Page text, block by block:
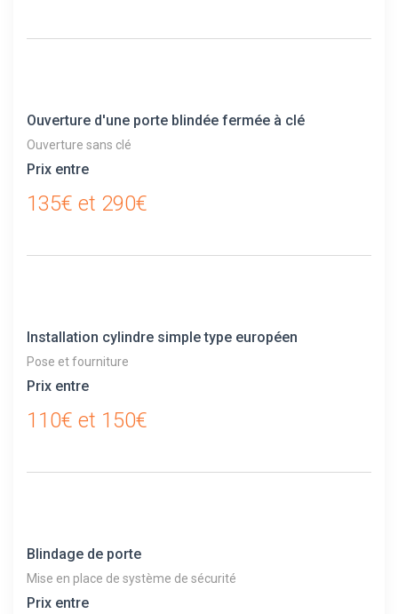
Ouverture d'une porte blindée fermée à clé
Ouverture sans clé
Prix entre
135€ et 290€
Installation cylindre simple type européen
Pose et fourniture
Prix entre
110€ et 150€
Blindage de porte
Mise en place de système de sécurité
Prix entre